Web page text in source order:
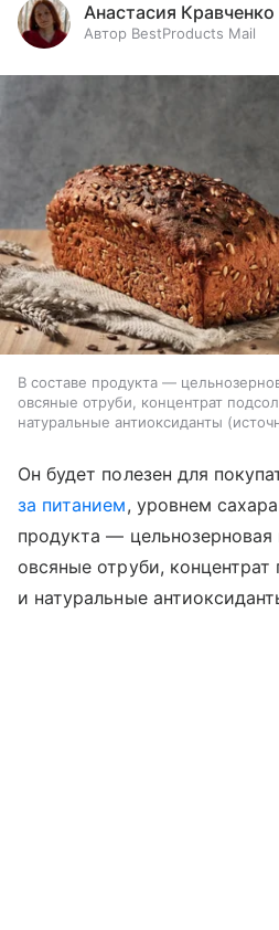
Анастасия Кравченко
Автор BestProducts Mail
В составе продукта —
овсяные отруби, концентрат
натуральные антиоксиданты
Он будет полезен для
за питанием, уровнем
продукта — цельнозерновая
овсяные отруби, концентрат
и натуральные